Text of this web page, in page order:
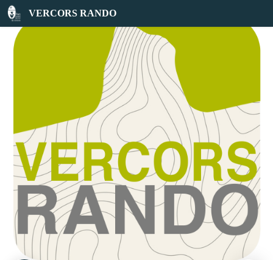
VERCORS RANDO
Accès Ecouges 2